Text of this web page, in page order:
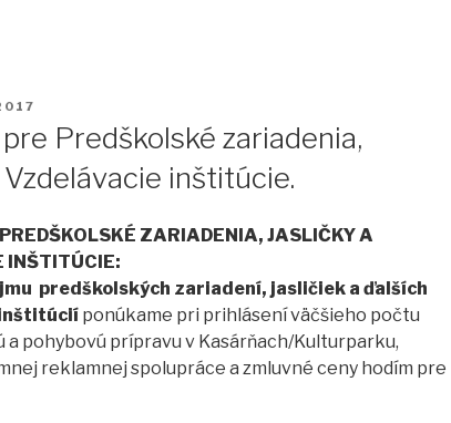
Predškolské zariadenia,
Vzdelávacie inštitúcie.
PREDŠKOLSKÉ ZARIADENIA, JASLIČKY A
INŠTITÚCIE:
predškolských zariadení, jasličiek a ďalších
ponúkame pri prihlásení väčšieho počtu
a pohybovú prípravu v Kasárňach/Kulturparku,
reklamnej spolupráce a zmluvné ceny hodím pre